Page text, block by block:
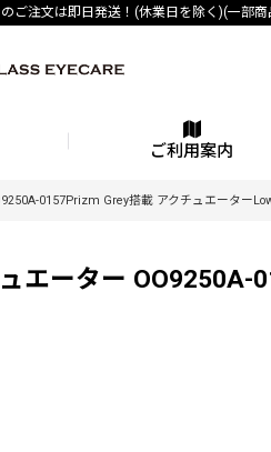
ご注文は即日発送！(休業日を除く)(一部商
ご利用案内
0157Prizm Grey搭載 アクチュエーター
エーター